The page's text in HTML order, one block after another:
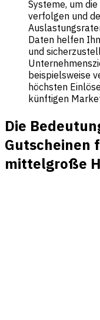
Systeme, um
verfolgen und
Daten helfen
und
beispielsweise
höchsten
künftigen
Die
Gutscheinen
mittelgroße